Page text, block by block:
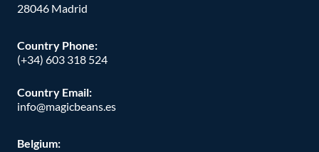
28046 Madrid
Country Phone:
(+34) 603 318 524
Country Email:
info@magicbeans.es
Belgium: